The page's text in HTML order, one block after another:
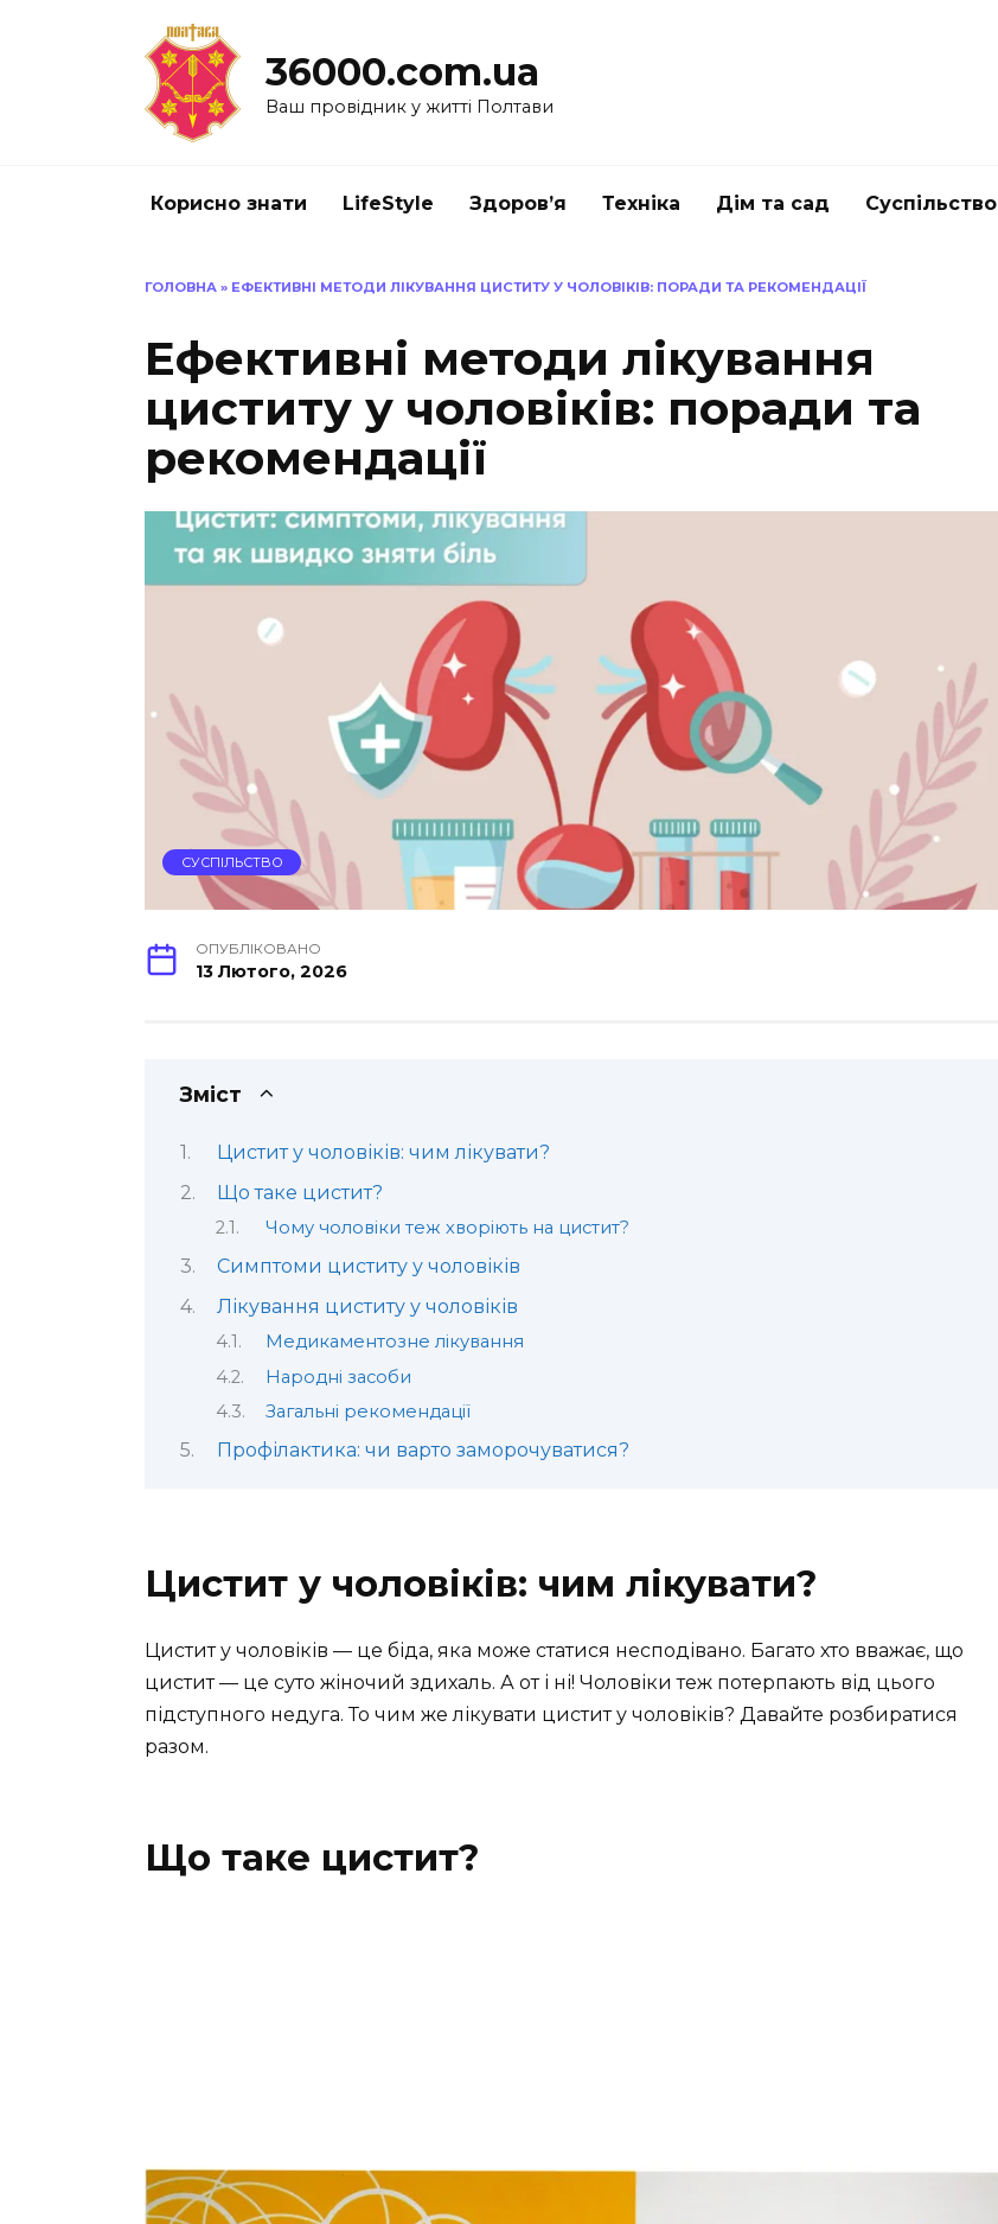
36000.com.ua
Ваш провідник у житті Полтави
Корисно знати LifeStyle Здоров’я Техніка Дім та сад Суспільство
ГОЛОВНА » ЕФЕКТИВНІ МЕТОДИ ЛІКУВАННЯ ЦИСТИТУ У ЧОЛОВІКІВ: ПОРАДИ ТА РЕКОМЕНДАЦІЇ
Ефективні методи лікування
циститу у чоловіків: поради та
рекомендації
СУСПІЛЬСТВО
ОПУБЛІКОВАНО
13 Лютого, 2026
Зміст
Цистит у чоловіків: чим лікувати?
Що таке цистит?
Чому чоловіки теж хворіють на цистит?
Симптоми циститу у чоловіків
Лікування циститу у чоловіків
Медикаментозне лікування
Народні засоби
Загальні рекомендації
Профілактика: чи варто заморочуватися?
Цистит у чоловіків: чим лікувати?
Цистит у чоловіків — це біда, яка може статися несподівано. Багато хто вважає, що
цистит — це суто жіночий здихаль. А от і ні! Чоловіки теж потерпають від цього
підступного недуга. То чим же лікувати цистит у чоловіків? Давайте розбиратися
разом.
Що таке цистит?